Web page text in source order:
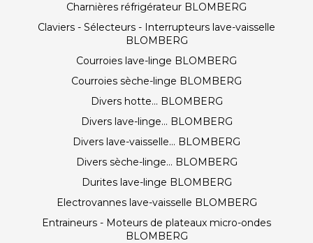
Charnières réfrigérateur BLOMBERG
Claviers - Sélecteurs - Interrupteurs lave-vaisselle
BLOMBERG
Courroies lave-linge BLOMBERG
Courroies sèche-linge BLOMBERG
Divers hotte... BLOMBERG
Divers lave-linge... BLOMBERG
Divers lave-vaisselle... BLOMBERG
Divers sèche-linge... BLOMBERG
Durites lave-linge BLOMBERG
Electrovannes lave-vaisselle BLOMBERG
Entraineurs - Moteurs de plateaux micro-ondes
BLOMBERG